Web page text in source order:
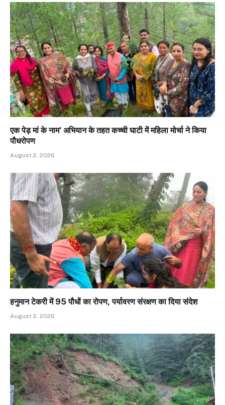
एक पेड़ मां के नाम’ अभियान के तहत कच्ची घाटी में महिला मोर्चा ने किया
पौधरोपण
August 2, 2026
हनुमान टेकरी में 95 पौधों का रोपण, पर्यावरण संरक्षण का दिया संदेश
August 2, 2026